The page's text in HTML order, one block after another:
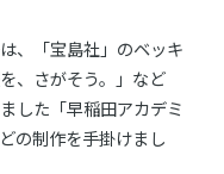
、「宝島社」のベッキ
、さがそう。」など
した「早稲田アカデミ
の制作を手掛けまし